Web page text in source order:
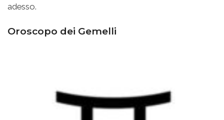
adesso.
Oroscopo dei Gemelli